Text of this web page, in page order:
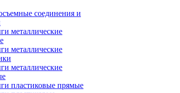
соединения и
металлические
металлические
металлические
пластиковые прямые